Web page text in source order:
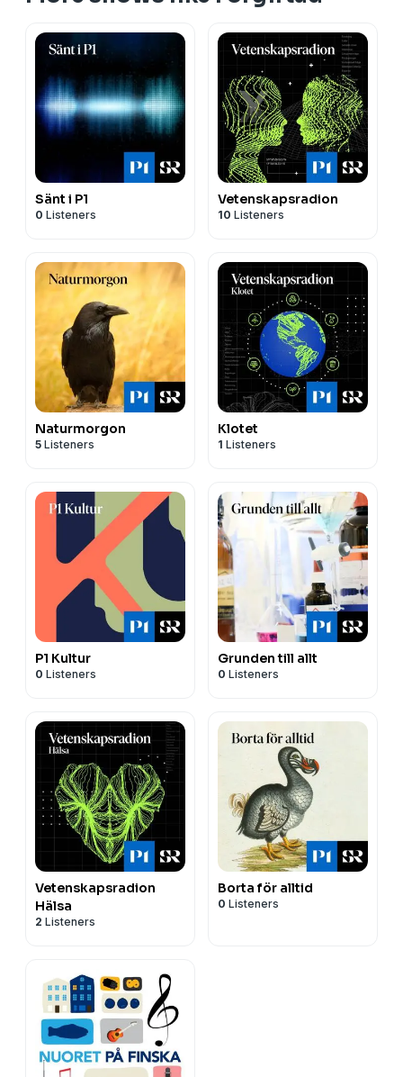
Sänt i P1
0 Listeners
Vetenskapsradion
10 Listeners
Naturmorgon
5 Listeners
Klotet
1 Listeners
P1 Kultur
0 Listeners
Grunden till allt
0 Listeners
Vetenskapsradion
Hälsa
2 Listeners
Borta för alltid
0 Listeners